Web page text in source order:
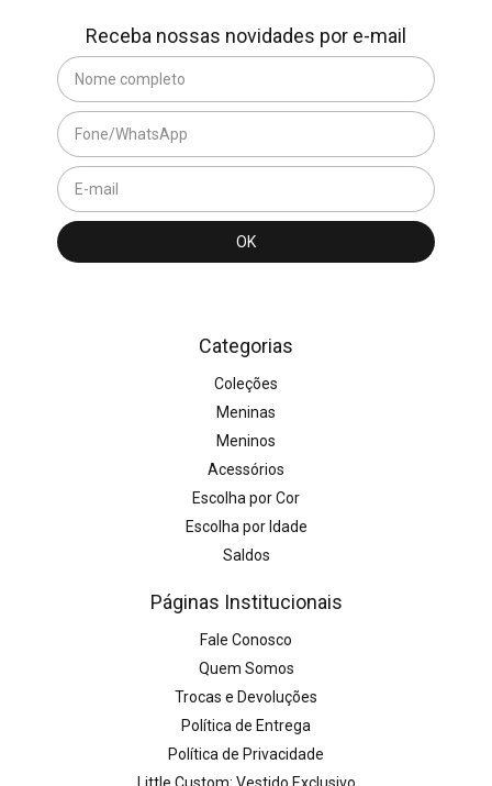
Receba nossas novidades por e-mail
Categorias
Coleções
Meninas
Meninos
Acessórios
Escolha por Cor
Escolha por Idade
Saldos
Páginas Institucionais
Fale Conosco
Quem Somos
Trocas e Devoluções
Política de Entrega
Política de Privacidade